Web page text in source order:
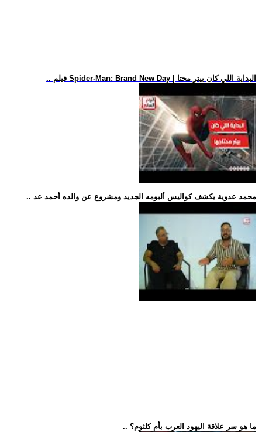
.. فيلم Spider-Man: Brand New Day | البداية اللي كان بيتر محتا
.. محمد عدوية يكشف كواليس ألبومه الجديد ومشروع عن والده أحمد عد
.. ما هو سر علاقة اليهود العرب بأم كلثوم؟